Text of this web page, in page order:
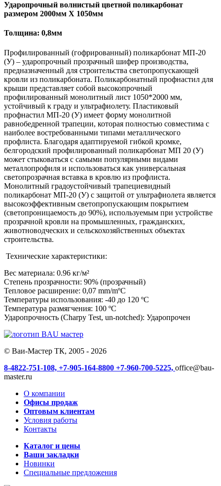
Ударопрочный волнистый цветной поликарбонат
размером 2000мм Х 1050мм
Толщина: 0,8мм
Профилированный (гофрированный) поликарбонат МП-20
(У) – ударопрочный прозрачный шифер производства,
предназначенный для строительства светопропускающей
кровли из поликарбоната. Поликарбонатный профнастил для
крыши представляет собой высокопрочный
профилированный монолитный лист 1050*2000 мм,
устойчивый к граду и ультрафиолету. Пластиковый
профнастил МП-20 (У) имеет форму монолитной
равнобедренной трапеции, которая полностью совместима с
наиболее востребованными типами металлического
профлиста. Благодаря адаптируемой гибкой кромке,
белгородский профилированный поликарбонат МП 20 (У)
может стыковаться с самыми популярными видами
металлопрофиля и использоваться как универсальная
светопрозрачная вставка в кровлю из профлиста.
Монолитный градоустойчивый трапециевидный
поликарбонат МП-20 (У) с защитой от ультрафиолета является
высокоэффективным светопропускающим покрытием
(светопроницаемость до 90%), используемым при устройстве
прозрачной кровли на промышленных, гражданских,
животноводческих и сельскохозяйственных объектах
строительства.
Технические характеристики:
Вес материала: 0.96 кг/м²
Степень прозрачности: 90% (прозрачный)
Тепловое расширение: 0,07 mm/mºC
Температуры использования: -40 до 120 ºC
Температура размягчения: 100 ºC
Ударопрочность (Charpy Test, un-notched): Ударопрочен
© Ваи-Мастер ТК, 2005 - 2026
8-4822-751-108, +7-905-164-8800 +7-960-700-5225, office@bau-
master.ru
О компании
Офисы продаж
Оптовым клиентам
Условия работы
Контакты
Каталог и цены
Ваши закладки
Новинки
Специальные предложения